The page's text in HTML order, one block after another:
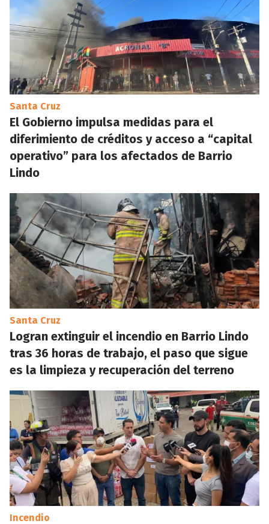
Santa Cruz
El Gobierno impulsa medidas para el
diferimiento de créditos y acceso a “capital
operativo” para los afectados de Barrio
Lindo
Santa Cruz
Logran extinguir el incendio en Barrio Lindo
tras 36 horas de trabajo, el paso que sigue
es la limpieza y recuperación del terreno
Incendio